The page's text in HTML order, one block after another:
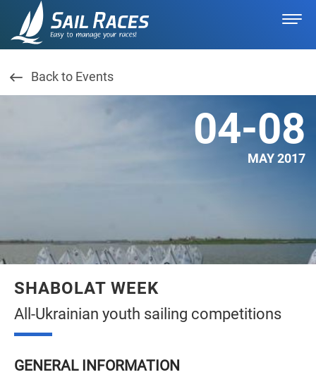
Back to Events
04-08
MAY 2017
SHABOLAT WEEK
All-Ukrainian youth sailing competitions
GENERAL INFORMATION